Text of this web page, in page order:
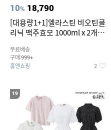
10% 18,790
[대용량1+1]엘라스틴 비오틴클
리닉 맥주효모 1000ml x 2개
무료배송
구매 999+
홈앤쇼핑 2
19